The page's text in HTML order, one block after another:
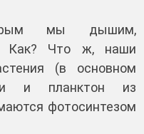
мы дышим,
Как? Что ж, наши
(в основном
и планктон из
фотосинтезом